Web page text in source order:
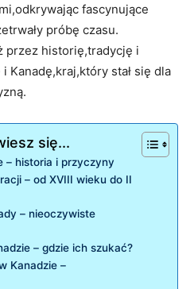
fascynujące
próbę czasu.
przez historię,tradycję i
Kanadę,kraj,który stał się dla
się...
– historia i przyczyny
– od XVIII wieku do II
– nieoczywiste
– gdzie ich szukać?
Kanadzie –